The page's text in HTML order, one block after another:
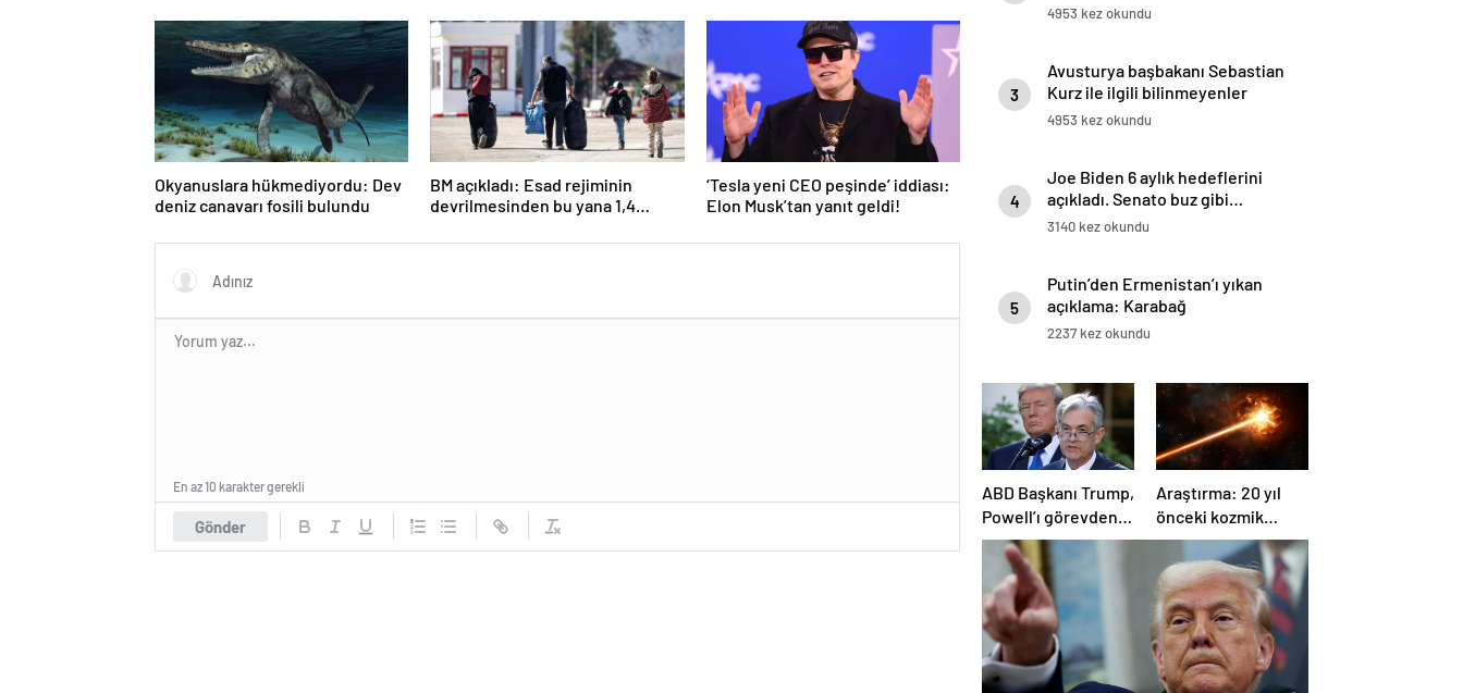
Okyanuslara hükmediyordu: Dev
deniz canavarı fosili bulundu
BM açıkladı: Esad rejiminin
devrilmesinden bu yana 1,4
ülkelerine döndü
‘Tesla yeni CEO peşinde’ iddiası:
Elon Musk’tan yanıt geldi!
Gönder
En az 10 karakter gerekli
4953 kez okundu
3
Avusturya başbakanı Sebastian
Kurz ile ilgili bilinmeyenler
4953 kez okundu
4
Joe Biden 6 aylık hedeflerini
açıkladı. Senato buz gibi…
3140 kez okundu
5
Putin’den Ermenistan’ı yıkan
açıklama: Karabağ
Azerbaycan’ın ayrılmaz bir
2237 kez okundu
ABD Başkanı Trump,
Powell’ı görevden
almayacağını
söyledi
Araştırma: 20 yıl
önceki kozmik
patlama, element
oluşumunda önemli
rol oynuyor